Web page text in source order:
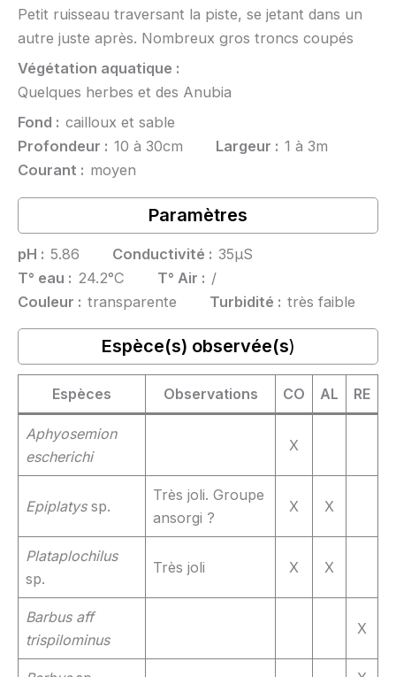
Petit ruisseau traversant la piste, se jetant dans un
autre juste après. Nombreux gros troncs coupés
Végétation aquatique :
Quelques herbes et des Anubia
Fond : cailloux et sable
Profondeur : 10 à 30cm Largeur : 1 à 3m
Courant : moyen
Paramètres
pH : 5.86 Conductivité : 35µS
T° eau : 24.2°C T° Air : /
Couleur : transparente Turbidité : très faible
Espèce(s) observée(s)
Espèces Observations CO AL RE
Aphyosemion
escherichi
X
Epiplatyssp.
Très joli. Groupe
ansorgi ?
X X
Plataplochilus
sp.
Très joli X X
Barbus aff
trispilominus
X